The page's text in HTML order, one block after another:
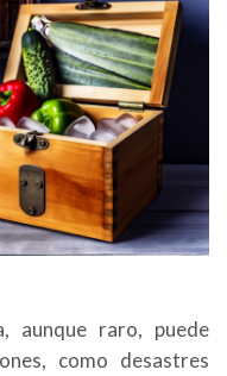
aunque raro, puede
como desastres